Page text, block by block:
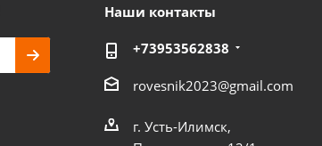
Наши контакты
+73953562838
rovesnik2023@gmail.com
г. Усть-Илимск,